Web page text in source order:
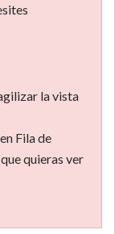
la vista
Fila de
quieras ver